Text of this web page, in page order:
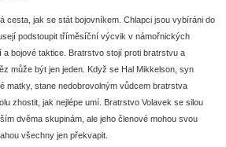
cesta, jak se stát bojovníkem. Chlapci jsou vybíráni do
podstoupit tříměsíční výcvik v námořnických
bojové taktice. Bratrstvo stojí proti bratrstvu a
může být jen jeden. Když se Hal Mikkelson, syn
matky, stane nedobrovolným vůdcem bratrstva
zhostit, jak nejlépe umí. Bratrstvo Volavek se silou
dvěma skupinám, ale jeho členové mohou svou
všechny jen překvapit.